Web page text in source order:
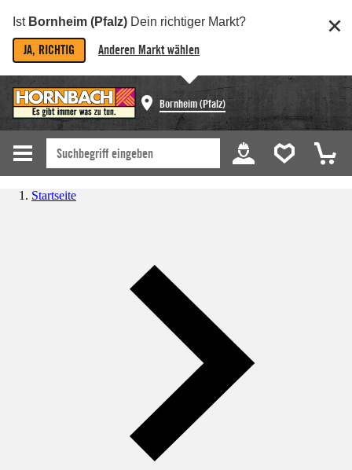
Ist Bornheim (Pfalz) Dein richtiger Markt?
JA, RICHTIG Anderen Markt wählen
Bornheim (Pfalz)
Startseite